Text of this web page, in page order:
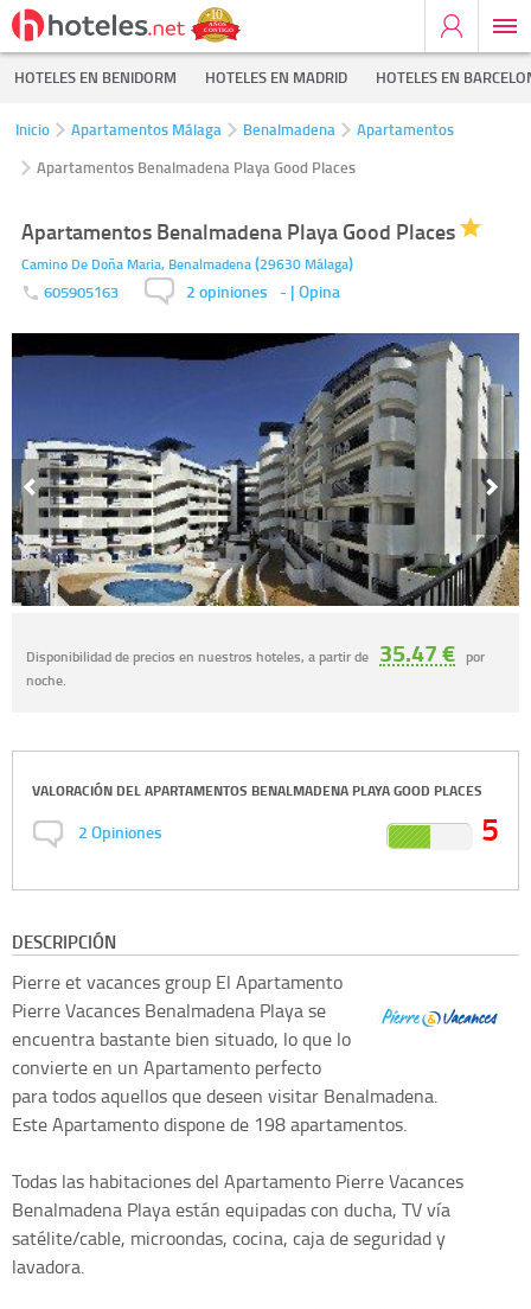
HOTELES EN BENIDORM HOTELES EN MADRID HOTELES EN
Inicio Apartamentos Málaga Benalmadena
Apartamentos
Apartamentos Benalmadena Playa Good Places
Apartamentos Benalmadena Playa Good Places
Camino De Doña Maria, Benalmadena(29630 Málaga)
605905163 2 opiniones - | Opina
Disponibilidad de precios en nuestros hoteles, a partir de 35.47 € por
noche.
VALORACIÓN DELAPARTAMENTOS BENALMADENA PLAYA GOOD PLACES
2Opiniones 5
DESCRIPCIÓN
Pierre et vacances group El Apartamento
Pierre Vacances Benalmadena Playa se
encuentra bastante bien situado, lo que lo
convierte en un Apartamento perfecto
para todos aquellos que deseen visitar Benalmadena.
Este Apartamento dispone de 198 apartamentos.
Todas las habitaciones del Apartamento Pierre Vacances
Benalmadena Playa están equipadas con ducha, TV vía
satélite/cable, microondas, cocina, caja de seguridad y
lavadora.